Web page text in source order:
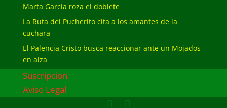
Marta García roza el doblete
La Ruta del Pucherito cita a los amantes de la
cuchara
El Palencia Cristo busca reaccionar ante un Mojados
en alza
Suscripcion
Aviso Legal